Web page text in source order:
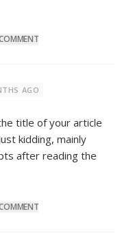
AGO
title of your article
kidding, mainly
after reading the